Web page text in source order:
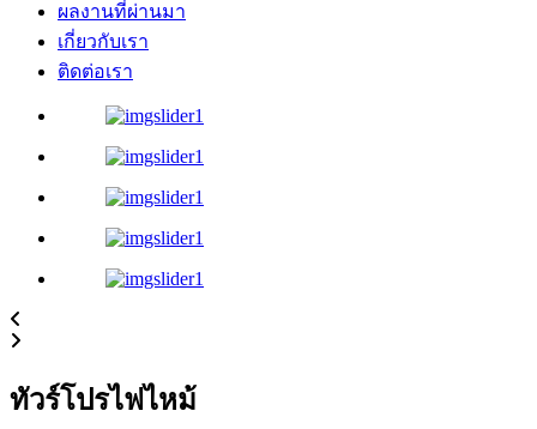
ผลงานที่ผ่านมา
เกี่ยวกับเรา
ติดต่อเรา
ทัวร์โปรไฟไหม้